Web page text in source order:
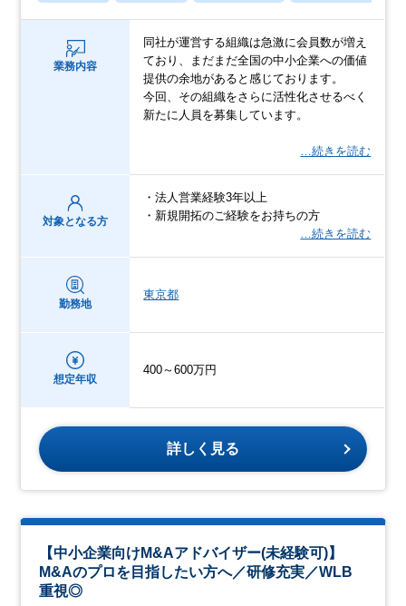
業務内容
同社が運営する組織は急激に会員数が増え
ており、まだまだ全国の中小企業への価値
提供の余地があると感じております。
今回、その組織をさらに活性化させるべく
新たに人員を募集しています。
…続きを読む
対象となる方
・法人営業経験3年以上
・新規開拓のご経験をお持ちの方
…続きを読む
勤務地
東京都
想定年収
400～600万円
詳しく見る
【中小企業向けM&Aアドバイザー(未経験可)】
M&Aのプロを目指したい方へ／研修充実／WLB
重視◎